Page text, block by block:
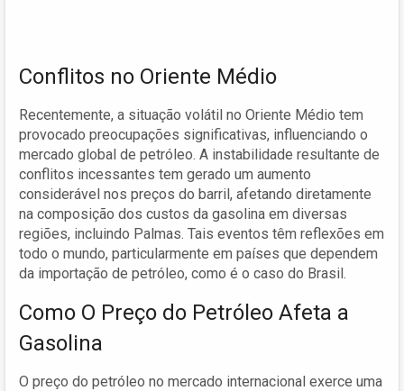
Conflitos no Oriente Médio
Recentemente, a situação volátil no Oriente Médio tem
provocado preocupações significativas, influenciando o
mercado global de petróleo. A instabilidade resultante de
conflitos incessantes tem gerado um aumento
considerável nos preços do barril, afetando diretamente
na composição dos custos da gasolina em diversas
regiões, incluindo Palmas. Tais eventos têm reflexões em
todo o mundo, particularmente em países que dependem
da importação de petróleo, como é o caso do Brasil.
Como O Preço do Petróleo Afeta a
Gasolina
O preço do petróleo no mercado internacional exerce uma